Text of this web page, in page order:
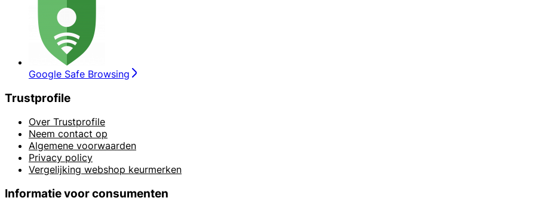
Google Safe Browsing
Trustprofile
Over Trustprofile
Neem contact op
Algemene voorwaarden
Privacy policy
Vergelijking webshop keurmerken
Informatie voor consumenten